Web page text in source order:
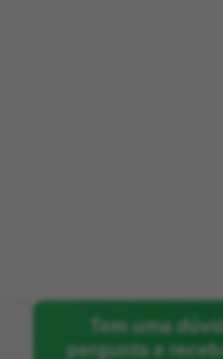
Tem uma
pergunta e